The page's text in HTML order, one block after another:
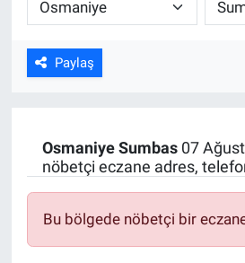
Paylaş
Osmaniye Sumbas07
nöbetçi eczane adres,
Bu bölgede nöbetçi bir